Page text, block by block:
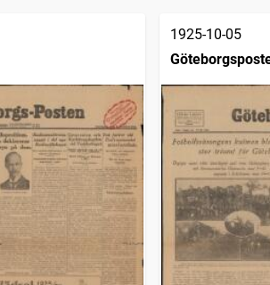
1925-10-05